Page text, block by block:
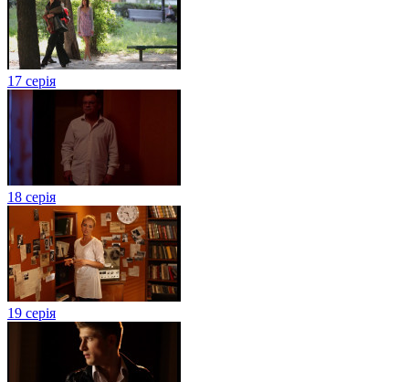
17 серія
18 серія
19 серія